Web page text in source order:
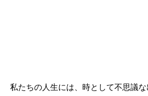
私たちの人生には、時として不思議な